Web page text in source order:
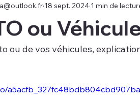
ou
18 sept. 2024 1 min de
ou de vos véhicules,